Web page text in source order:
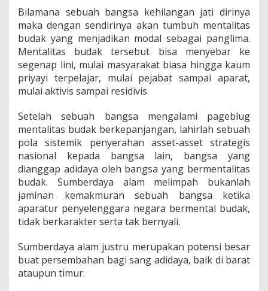
a
y
a
S
e
b
a
a
P
n
d
r
o
n
g
K
e
a
n
g
Bilamana sebuah bangsa kehilangan jati dirinya
maka dengan sendirinya akan tumbuh mentalitas
budak yang menjadikan modal sebagai panglima.
Mentalitas budak tersebut bisa menyebar ke
segenap lini, mulai masyarakat biasa hingga kaum
priyayi terpelajar, mulai pejabat sampai aparat,
mulai aktivis sampai residivis.
Setelah sebuah bangsa mengalami pageblug
mentalitas budak berkepanjangan, lahirlah sebuah
pola sistemik penyerahan asset-asset strategis
nasional kepada bangsa lain, bangsa yang
dianggap adidaya oleh bangsa yang bermentalitas
budak. Sumberdaya alam melimpah bukanlah
jaminan kemakmuran sebuah bangsa ketika
aparatur penyelenggara negara bermental budak,
tidak berkarakter serta tak bernyali.
Sumberdaya alam justru merupakan potensi besar
buat persembahan bagi sang adidaya, baik di barat
ataupun timur.